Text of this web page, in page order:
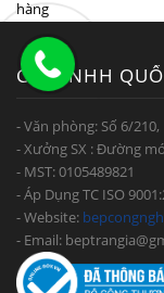
CTY TNHH
- Văn phòng: Số 6/
- Xưởng SX : Đường
- MST: 0105489821
- Áp Dụng TC ISO
- Website:
- Email: